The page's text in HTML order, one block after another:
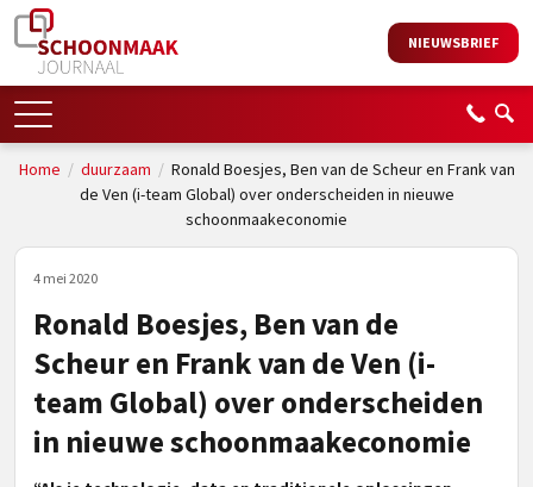
NIEUWSBRIEF
Home / duurzaam / Ronald Boesjes, Ben van de Scheur en Frank van
de Ven (i-team Global) over onderscheiden in nieuwe
schoonmaakeconomie
4 mei 2020
Ronald Boesjes, Ben van de
Scheur en Frank van de Ven (i-
team Global) over onderscheiden
in nieuwe schoonmaakeconomie